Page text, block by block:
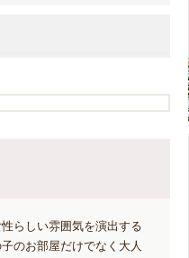
らしい雰囲気を演出する
のお部屋だけでなく大人